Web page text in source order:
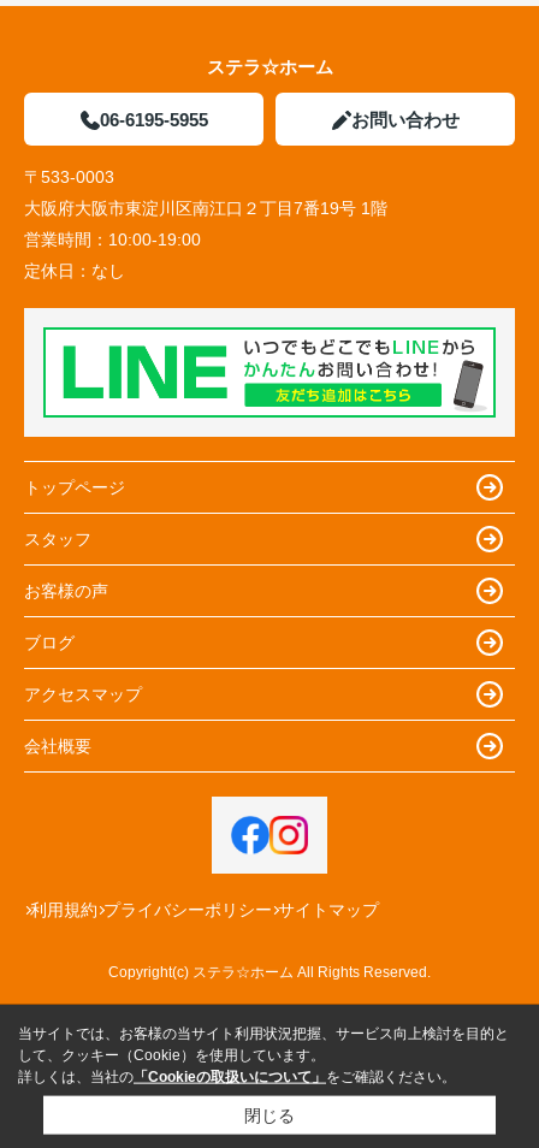
ステラ☆ホーム
06-6195-5955 お問い合わせ
〒533-0003
大阪府大阪市東淀川区南江口２丁目7番19号 1階
営業時間： 10:00-19:00
定休日： なし
トップページ
スタッフ
お客様の声
ブログ
アクセスマップ
会社概要
利用規約 プライバシーポリシー サイトマップ
Copyright(c) ステラ☆ホーム All Rights Reserved.
当サイトでは、お客様の当サイト利用状況把握、サービス向上検討を目的と
して、クッキー（Cookie）を使用しています。
詳しくは、当社の 「Cookieの取扱いについて」 をご確認ください。
閉じる